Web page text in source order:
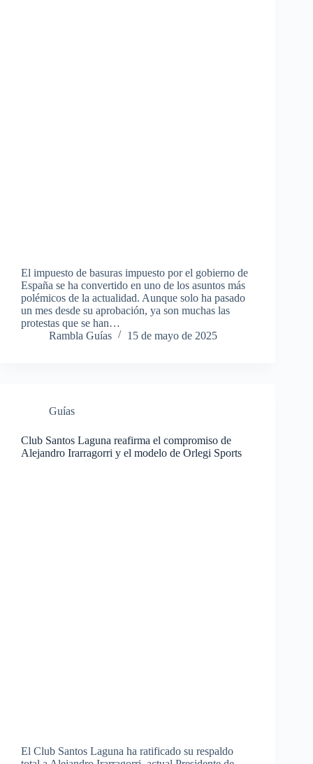
El impuesto de basuras impuesto por el gobierno de
España se ha convertido en uno de los asuntos más
polémicos de la actualidad. Aunque solo ha pasado
un mes desde su aprobación, ya son muchas las
protestas que se han…
Rambla Guías
15 de mayo de 2025
Guías
Club Santos Laguna reafirma el compromiso de
Alejandro Irarragorri y el modelo de Orlegi Sports
El Club Santos Laguna ha ratificado su respaldo